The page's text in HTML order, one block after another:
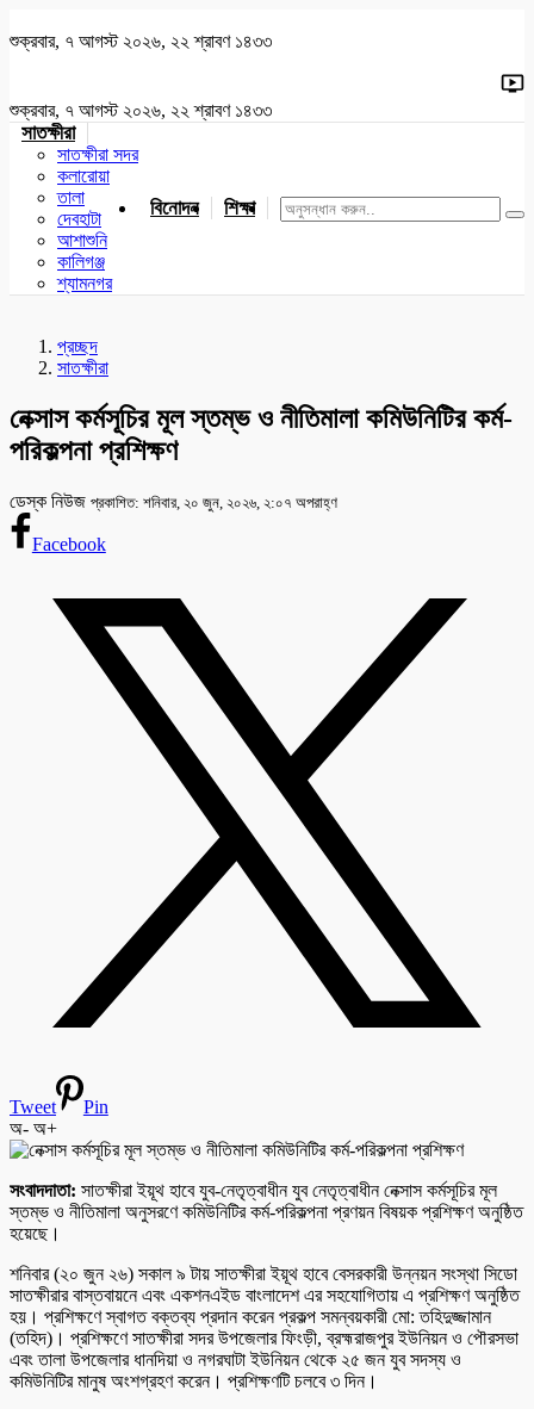
শুক্রবার, ৭ আগস্ট ২০২৬, ২২ শ্রাবণ ১৪৩৩
শুক্রবার, ৭ আগস্ট ২০২৬, ২২ শ্রাবণ ১৪৩৩
সাতক্ষীরা
সাতক্ষীরা সদর
কলারোয়া
তালা
দেবহাটা
আশাশুনি
কালিগঞ্জ
শ্যামনগর
বিনোদন শিক্ষা খেলাধুলা জাতীয় যশোর
প্রচ্ছদ
সাতক্ষীরা
নেক্সাস কর্মসূচির মূল স্তম্ভ ও নীতিমালা কমিউনিটির কর্ম-
পরিকল্পনা প্রশিক্ষণ
ডেস্ক নিউজ প্রকাশিত: শনিবার, ২০ জুন, ২০২৬, ২:০৭ অপরাহ্ণ
Facebook
Tweet
Pin
অ- অ+
সংবাদদাতা: সাতক্ষীরা ইয়ূথ হাবে যুব-নেতৃত্বাধীন যুব নেতৃত্বাধীন নেক্সাস কর্মসূচির মূল
স্তম্ভ ও নীতিমালা অনুসরণে কমিউনিটির কর্ম-পরিকল্পনা প্রণয়ন বিষয়ক প্রশিক্ষণ অনুষ্ঠিত
হয়েছে।
শনিবার (২০ জুন ২৬) সকাল ৯ টায় সাতক্ষীরা ইয়ূথ হাবে বেসরকারী উন্নয়ন সংস্থা সিডো
সাতক্ষীরার বাস্তবায়নে এবং একশনএইড বাংলাদেশ এর সহযোগিতায় এ প্রশিক্ষণ অনুষ্ঠিত
হয়। প্রশিক্ষণে স্বাগত বক্তব্য প্রদান করেন প্রকল্প সমন্বয়কারী মো: তহিদুজ্জামান
(তহিদ)। প্রশিক্ষণে সাতক্ষীরা সদর উপজেলার ফিংড়ী, ব্রহ্মরাজপুর ইউনিয়ন ও পৌরসভা
এবং তালা উপজেলার ধানদিয়া ও নগরঘাটা ইউনিয়ন থেকে ২৫ জন যুব সদস্য ও
কমিউনিটির মানুষ অংশগ্রহণ করেন। প্রশিক্ষণটি চলবে ৩ দিন।